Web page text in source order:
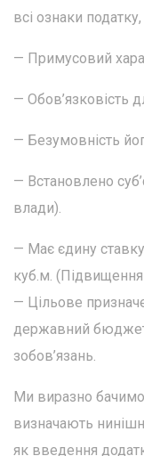
всі ознаки
— Примусовий
— Обов’язковість
— Безумовність
— Встановлено
влади).
— Має єдину
куб.м. (Підвищення
— Цільове
державний
зобов’язань.
Ми виразно
визначають
як введення